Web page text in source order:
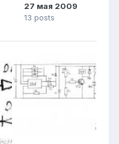
27 мая 2009
13 posts